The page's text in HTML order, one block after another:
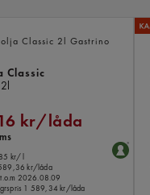
Classic
2l
kr/låda
kr/ l
kr/låda
t.o.m 2026.08.09
1 589,34 kr/låda